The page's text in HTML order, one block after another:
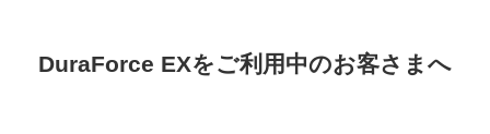
DuraForce EXをご利用中のお客さまへ